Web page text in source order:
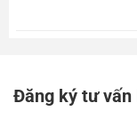
Đăng ký tư vấn